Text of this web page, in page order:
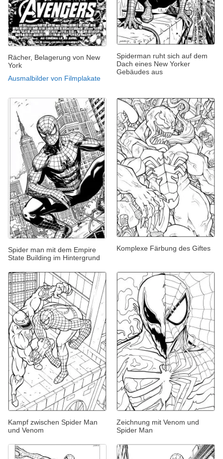
Rächer, Belagerung von New
York
Ausmalbilder von Filmplakate
Spiderman ruht sich auf dem
Dach eines New Yorker
Gebäudes aus
Spider man mit dem Empire
State Building im Hintergrund
Komplexe Färbung des Giftes
Kampf zwischen Spider Man
und Venom
Zeichnung mit Venom und
Spider Man